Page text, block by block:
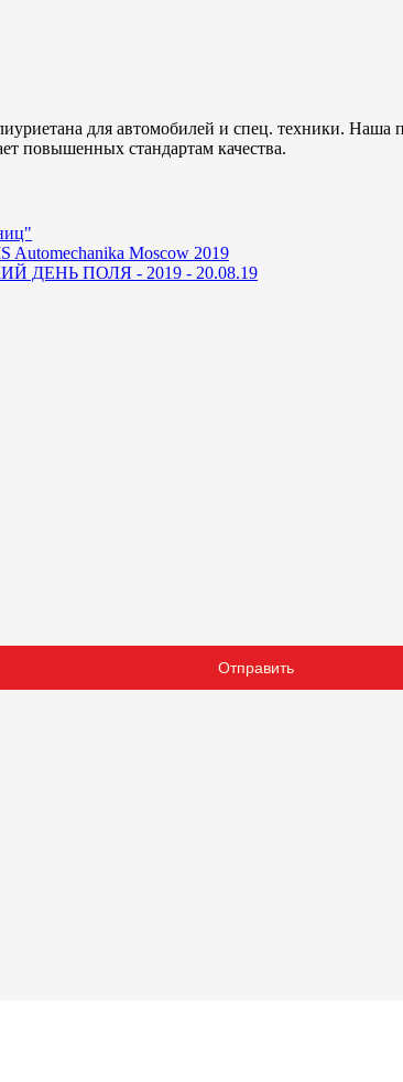
для автомобилей и спец. техники. Наша
повышенных стандартам качества.
Automechanika Moscow 2019
ДЕНЬ ПОЛЯ - 2019 - 20.08.19